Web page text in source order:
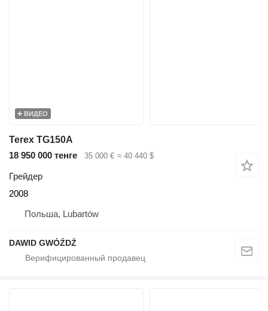
ВИДЕО
Terex TG150A
18 950 000 тенге
35 000 € ≈ 40 440 $
Грейдер
2008
Польша, Lubartów
DAWID GWÓŹDŹ